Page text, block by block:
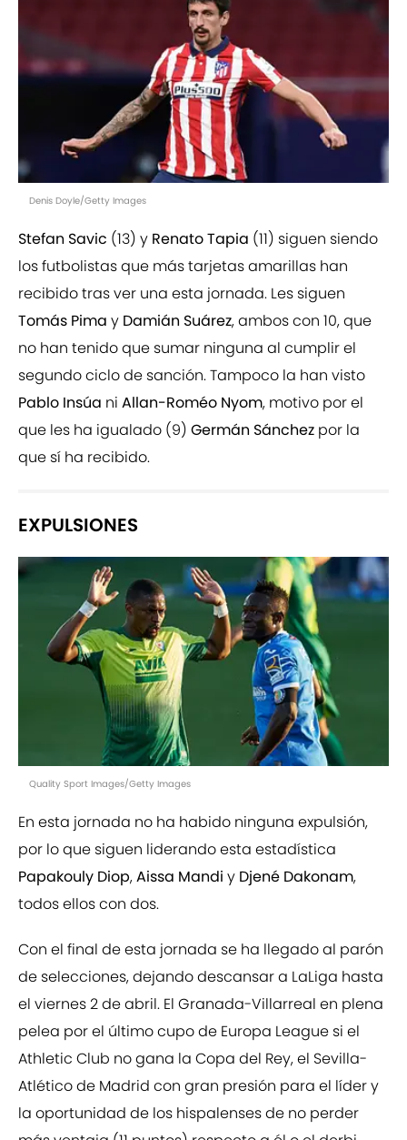
Denis Doyle/Getty Images
Stefan Savic (13) y Renato Tapia (11) siguen siendo
los futbolistas que más tarjetas amarillas han
recibido tras ver una esta jornada. Les siguen
Tomás Pima y Damián Suárez, ambos con 10, que
no han tenido que sumar ninguna al cumplir el
segundo ciclo de sanción. Tampoco la han visto
Pablo Insúa ni Allan-Roméo Nyom, motivo por el
que les ha igualado (9) Germán Sánchez por la
que sí ha recibido.
EXPULSIONES
Quality Sport Images/Getty Images
En esta jornada no ha habido ninguna expulsión,
por lo que siguen liderando esta estadística
Papakouly Diop,Aissa Mandi y Djené Dakonam,
todos ellos con dos.
Con el final de esta jornada se ha llegado al parón
de selecciones, dejando descansar a LaLiga hasta
el viernes 2 de abril. El Granada-Villarreal en plena
pelea por el último cupo de Europa League si el
Athletic Club no gana la Copa del Rey, el Sevilla-
Atlético de Madrid con gran presión para el líder y
la oportunidad de los hispalenses de no perder